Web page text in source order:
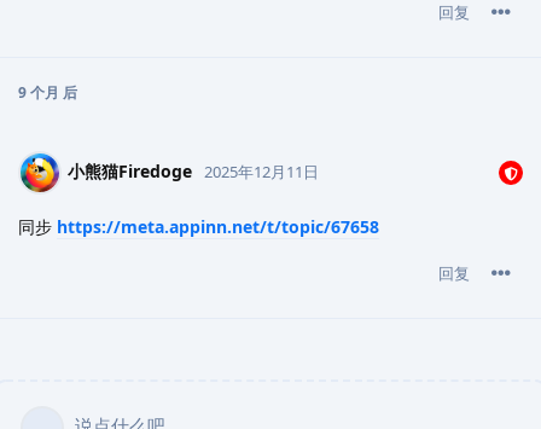
回复
9 个月 后
小熊猫Firedoge 2025年12月11日
同步 https://meta.appinn.net/t/topic/67658
回复